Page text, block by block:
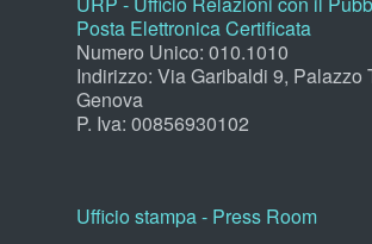
Posta Elettronica Certificata
Numero Unico: 010.1010
Indirizzo: Via Garibaldi 9, Palazzo
Genova
P. Iva: 00856930102
Ufficio stampa - Press Room